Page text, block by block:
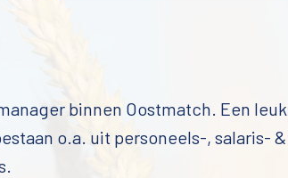
binnen Oostmatch. Een
o.a. uit personeels-, salaris-